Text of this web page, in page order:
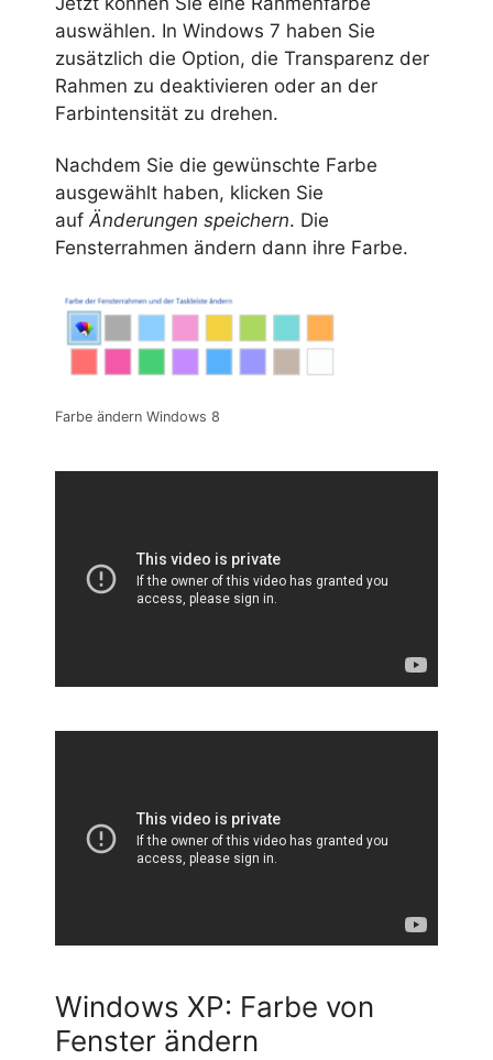
auswählen. In Windows 7 haben Sie
zusätzlich die Option, die Transparenz der
Rahmen zu deaktivieren oder an der
Farbintensität zu drehen.
Nachdem Sie die gewünschte Farbe
ausgewählt haben, klicken Sie
aufÄnderungen speichern. Die
Fensterrahmen ändern dann ihre Farbe.
Farbe ändern Windows 8
Windows XP: Farbe von
Fenster ändern